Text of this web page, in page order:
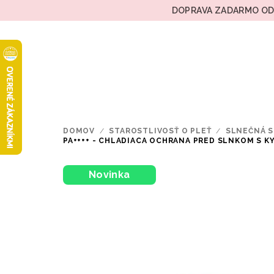
na
DOPRAVA ZADARMO
DOMOV / STAROSTLIVOSŤ O PLEŤ /
SLNEČNÁ
PA++++ - CHLADIACA OCHRANA PRED SLNKOM S
Novinka